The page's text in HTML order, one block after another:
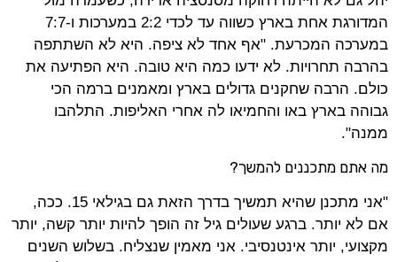
המדורגת אחת בארץ כשווה עד לכדי 2:2 במערכות ו-7:7
במערכה המכרעת. "אף אחד לא ציפה. היא לא השתתפה
בהרבה תחרויות. לא ידעו כמה היא טובה. היא הפתיעה את
כולם. הרבה שחקנים גדולים בארץ ומאמנים ברמה הכי
גבוהה בארץ באו והחמיאו לה אחרי האליפות. התלהבו
ממנה".
מה אתם מתכננים להמשך?
"אני מתכנן שהיא תמשיך בדרך הזאת גם בגילאי 15. ככה,
אם לא יותר. ברגע שעולים גיל זה הופך להיות יותר קשה, יותר
מקצועי, יותר אינטנסיבי. אני מאמין שנצליח. בשלוש השנים